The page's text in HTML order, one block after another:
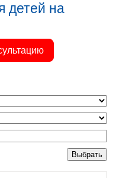
детей на
Выбрать